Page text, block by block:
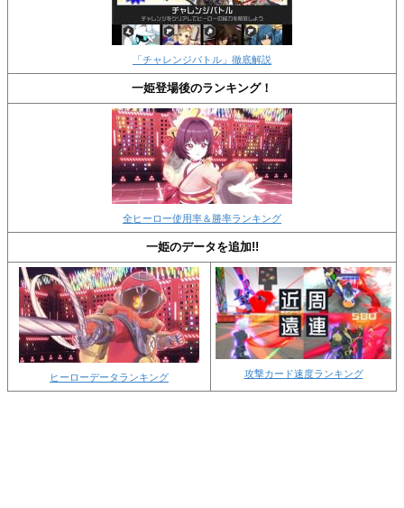
「チャレンジバトル」徹底解説
一姫登場後のランキング！
全ヒーロー使用率＆勝率ランキング
一姫のデータを追加!!
ヒーローデータランキング 攻撃カード速度ランキング